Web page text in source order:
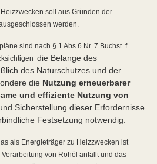
soll aus Gründen der
werden.
sind nach § 1 Abs 6 Nr. 7 Buchst. f
die Belange des
des Naturschutzes und der
die Nutzung erneuerbarer
und effiziente Nutzung von
Sicherstellung dieser Erfordernisse
Festsetzung notwendig.
als Energieträger zu Heizzwecken ist
von Rohöl anfällt und das